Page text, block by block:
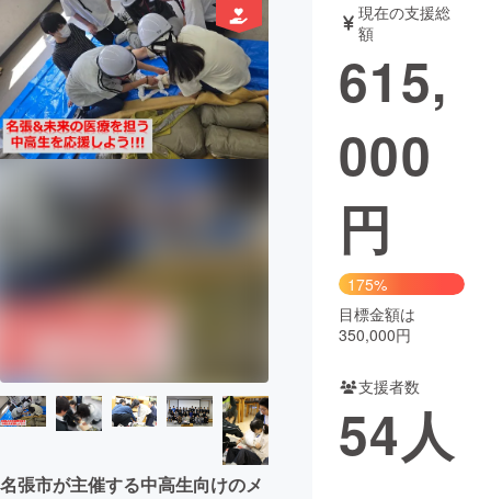
テクノロジー・ガジェット
映像・映画 書籍・雑誌
ビジネス・起業 チャレンジ
まちづくり・地域活性化
CAMPFIRE for Social Good
CAMPFIRE Creation
CAMPFIREふるさと納税
コミュニティ
名張市が主催する中高生向けのメ
現在の支援総
額
615,
000
円
175%
目標金額は
350,000円
支援者数
54人